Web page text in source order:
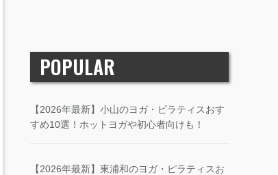
POPULAR
【2026年最新】小山のヨガ・ピラティスおす
すめ10選！ホットヨガや初心者向けも！
【2026年最新】東浦和のヨガ・ピラティスお